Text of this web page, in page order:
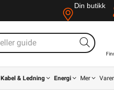
Din butikk
Kabel & Ledning Energi Mer